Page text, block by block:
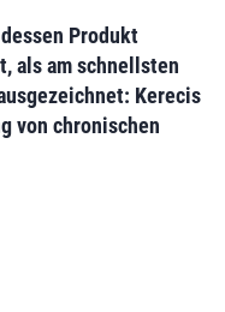
Produkt
alsam schnellsten
Kerecis
von chronischen